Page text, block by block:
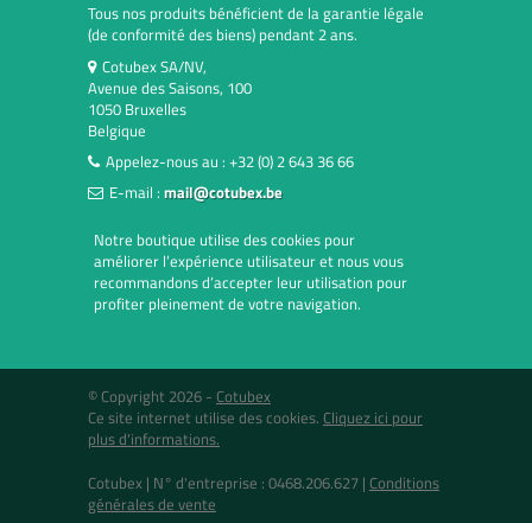
Tous nos produits bénéficient de la garantie légale
(de conformité des biens) pendant 2 ans.
Cotubex SA/NV,
Avenue des Saisons, 100
1050 Bruxelles
Belgique
Appelez-nous au : +32 (0) 2 643 36 66
E-mail : mail@cotubex.be
Notre boutique utilise des cookies pour
améliorer l’expérience utilisateur et nous vous
recommandons d’accepter leur utilisation pour
profiter pleinement de votre navigation.
© Copyright 2026 - Cotubex
Ce site internet utilise des cookies. Cliquez ici pour
plus d'informations.
Cotubex | N° d'entreprise : 0468.206.627 | Conditions
générales de vente